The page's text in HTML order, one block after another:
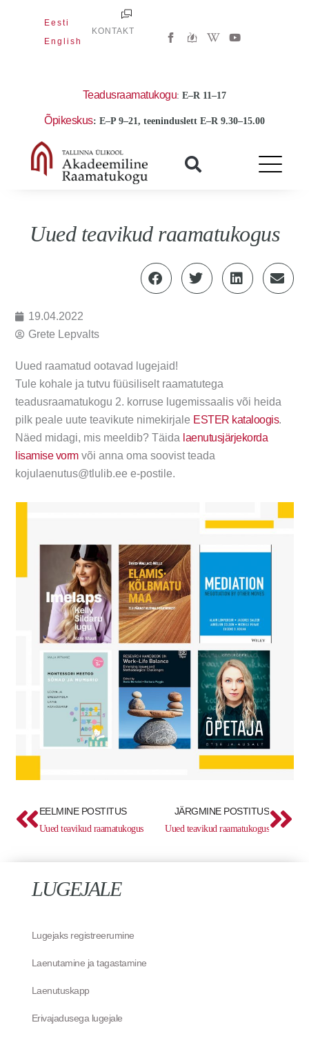
Eesti
English
KONTAKT
W
i
d
-
Y
o
Teadusraamatukogu:E–R 11–17
Õpikeskus: E–P 9–21, teeninduslett E–R 9.30–15.00
Uued teavikud raamatukogus
19.04.2022
Grete Lepvalts
Uued raamatud ootavad lugejaid!
Tule kohale ja tutvu füüsiliselt raamatutega
teadusraamatukogu 2. korruse lugemissaalis või heida
pilk peale uute teavikute nimekirjale ESTER kataloogis.
Näed midagi, mis meeldib? Täida laenutusjärjekorda
lisamise vormvõi anna oma soovist teada
kojulaenutus@tlulib.ee e-postile.
Prev
EELMINE POSTITUS
Uued teavikud raamatukogus
JÄRGMINE POSTITUS
Uued teavikud raamatukogus
LUGEJALE
Lugejaks registreerumine
Laenutamine ja tagastamine
Laenutuskapp
Erivajadusega lugejale